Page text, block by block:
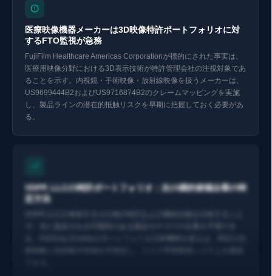
医療映像機器メーカーは3D映像特許ポートフォリオに対
するFTO監視が急務
FujiFilm Healthcare Americas Corporationが標的にされた事実は、
医療用映像分野における3D表示技術が特許管理会社の注視対象であ
ることを示す。内視鏡・手術映像・放射線映像を扱うメーカーは、
US9699444B2およびUS9716874B2のクレームマッピングを実施
し、製品ラインの潜在的抵触リスクを早期に把握しておく必要があ
る。
VDPP, LLCの特許ポートフォリオ：次の標的候補企業の特
定方法